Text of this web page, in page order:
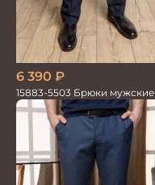
6 390 ₽
15883-5503 Брюки мужские